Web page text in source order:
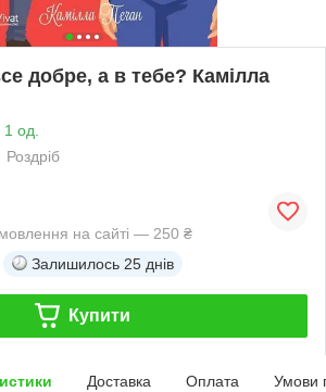
добре, а в тебе? Камілла
од.
Роздріб
на сайті — 250 ₴
Залишилось 25 днів
Купити
Доставка Оплата Умови